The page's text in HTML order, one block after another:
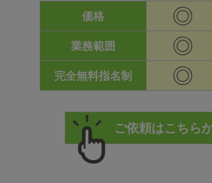
価格
◎
業務範囲 ◎
完全無料指名制 ◎